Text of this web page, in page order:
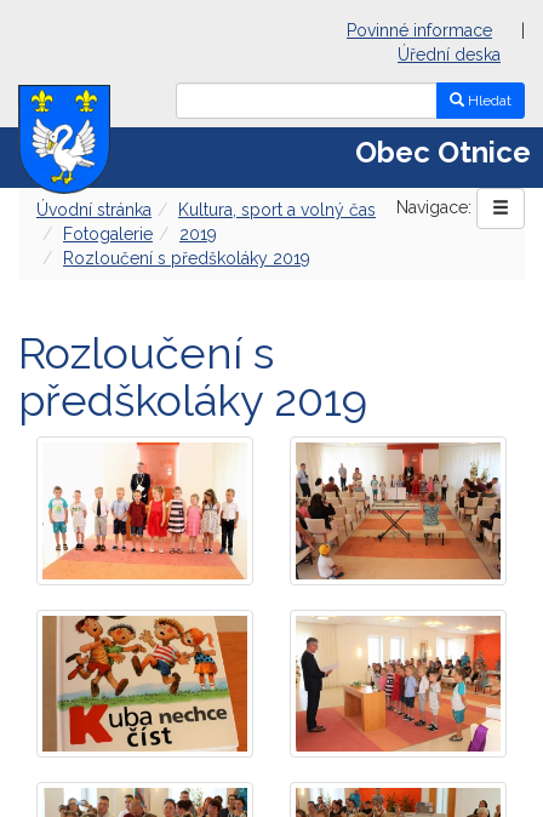
Povinné informace
Úřední deska
Hledat
Obec Otnice
Navigace:
Úvodní stránka
Kultura, sport a volný čas
Fotogalerie
2019
Rozloučení s předškoláky 2019
Rozloučení s
předškoláky 2019